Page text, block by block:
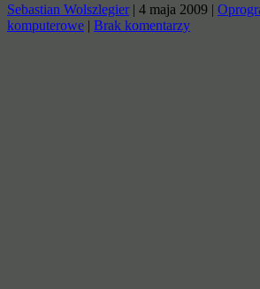
Sebastian Wolszlegier| 4 maja 2009 |
komputerowe | Brak komentarzy